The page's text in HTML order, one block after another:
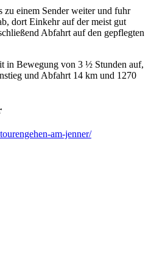
zu einem Sender weiter und fuhr
dort Einkehr auf der meist gut
Abfahrt auf den gepflegten
in Bewegung von 3 ½ Stunden auf,
und Abfahrt 14 km und 1270
am-jenner/